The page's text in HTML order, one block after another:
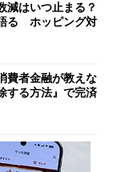
減はいつ止まる？
る ホッピング対
費者金融が教えな
する方法』で完済